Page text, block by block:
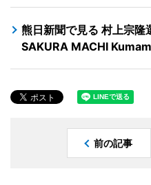
熊日新聞で見る 村上宗隆
SAKURA MACHI
前の記事